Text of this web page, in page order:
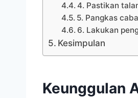
4. Pastikan
5. Pangkas
6. Lakukan
Kesimpulan
Keunggulan